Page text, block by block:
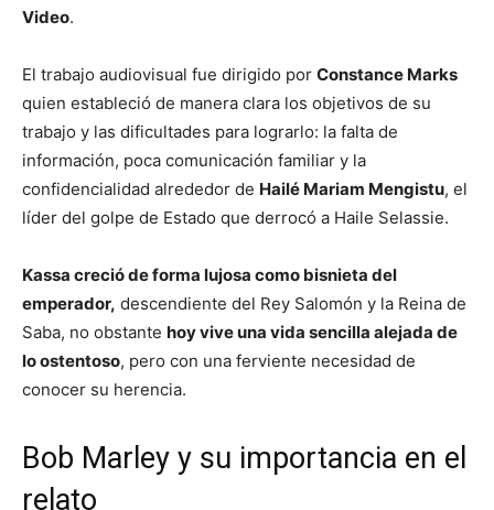
Video.
El trabajo audiovisual fue dirigido por Constance Marks
quien estableció de manera clara los objetivos de su
trabajo y las dificultades para lograrlo: la falta de
información, poca comunicación familiar y la
confidencialidad alrededor de Hailé Mariam Mengistu, el
líder del golpe de Estado que derrocó a Haile Selassie.
Kassa creció de forma lujosa como bisnieta del
emperador, descendiente del Rey Salomón y la Reina de
Saba, no obstante hoy vive una vida sencilla alejada de
lo ostentoso, pero con una ferviente necesidad de
conocer su herencia.
Bob Marley y su importancia en el
relato